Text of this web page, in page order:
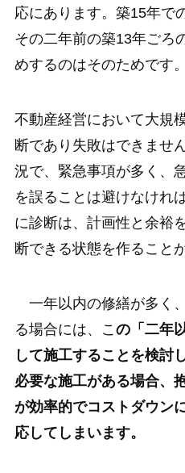
応にあります。築15年で
その二年前の築13年ごろ
めするのはそのためです。
不動産経営において大規
断であり失敗はできませ
況で、緊急事項が多く、
を誤ることは避けなけれ
に診断は、計画性と余裕
断できる状態を作ること
一年以内の修繕が多く
る場合には、こ の「二年
して施工することを検討
必要な施工がある場合、
が効率的でコストダウン
応してしまいます。